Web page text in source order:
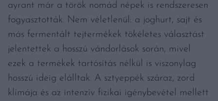
ayrant már a török nomád népek is rendszeresen
fogyasztották. Nem véletlenül: a joghurt, sajt és
más fermentált tejtermékek tökéletes választást
jelentettek a hosszú vándorlások során, mivel
ezek a termékek tartósítás nélkül is viszonylag
hosszú ideig elálltak. A sztyeppék száraz, zord
klímája és az intenzív fizikai igénybevétel mellett